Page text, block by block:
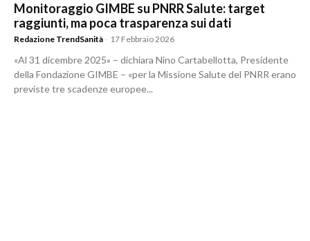
Monitoraggio GIMBE su PNRR Salute: target
raggiunti, ma poca trasparenza sui dati
Redazione TrendSanità - 17 Febbraio 2026
«Al 31 dicembre 2025» – dichiara Nino Cartabellotta, Presidente
della Fondazione GIMBE – «per la Missione Salute del PNRR erano
previste tre scadenze europee...